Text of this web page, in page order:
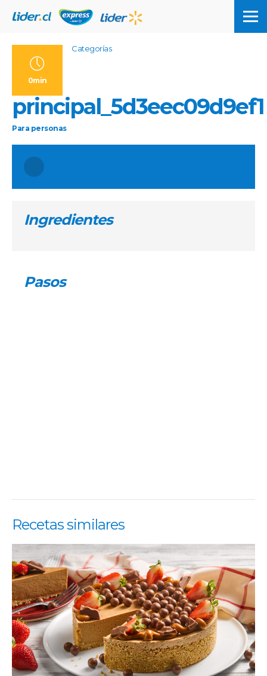
0min
Categorías
principal_5d3eec09d9ef1
Para personas
Ingredientes
Pasos
Recetas similares